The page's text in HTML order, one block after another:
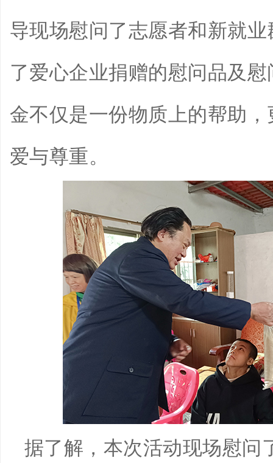
导现场慰问了志愿者和新就
了爱心企业捐赠的慰问品及
金不仅是一份物质上的帮助
爱与尊重。
据了解，本次活动现场慰问